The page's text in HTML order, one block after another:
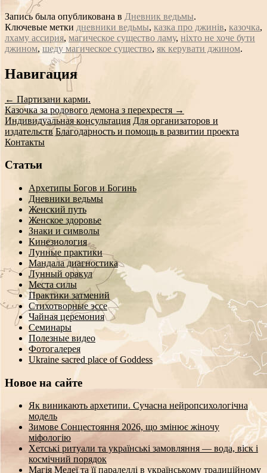
Запись была опубликована в Дневник ведьмы.
Ключевые метки дневники ведьмы, казка про джинів, казочка,
лхаму ассирия, магическое существо ламу, ніхто не хоче бути
джином, шеду магическое существо, як керувати джином.
Сообщение
навигации
Навигация
← Партизани карми.
Казочка за родового демона з перехрестя →
Индивидуальная консультация Для организаторов и
издательств Благодарность и помощь в развитии проекта
Контакты
Статьи
Архетипы Богов и Богинь
Дневники ведьмы
Женский путь
Женское здоровье
Знаки и символы
Кинезиология
Лунные практики
Мандала диагностика
Лунный оракул
Места силы
Практики затмений
Стихотворные эссе
Чайная церемония
Семинары
Полезные видео
Фотогалерея
Ukraine sacred place of Goddess
Новое на сайте
Як виникають архетипи. Сучасна нейропсихологічна
модель
Зимове Сонцестояння 2026, що змінює жіночу
міфологію
Хетські ритуали та українські замовляння — вода, віск і
космічний порядок
Магія Медеї та її паралеллі в українському традиційному